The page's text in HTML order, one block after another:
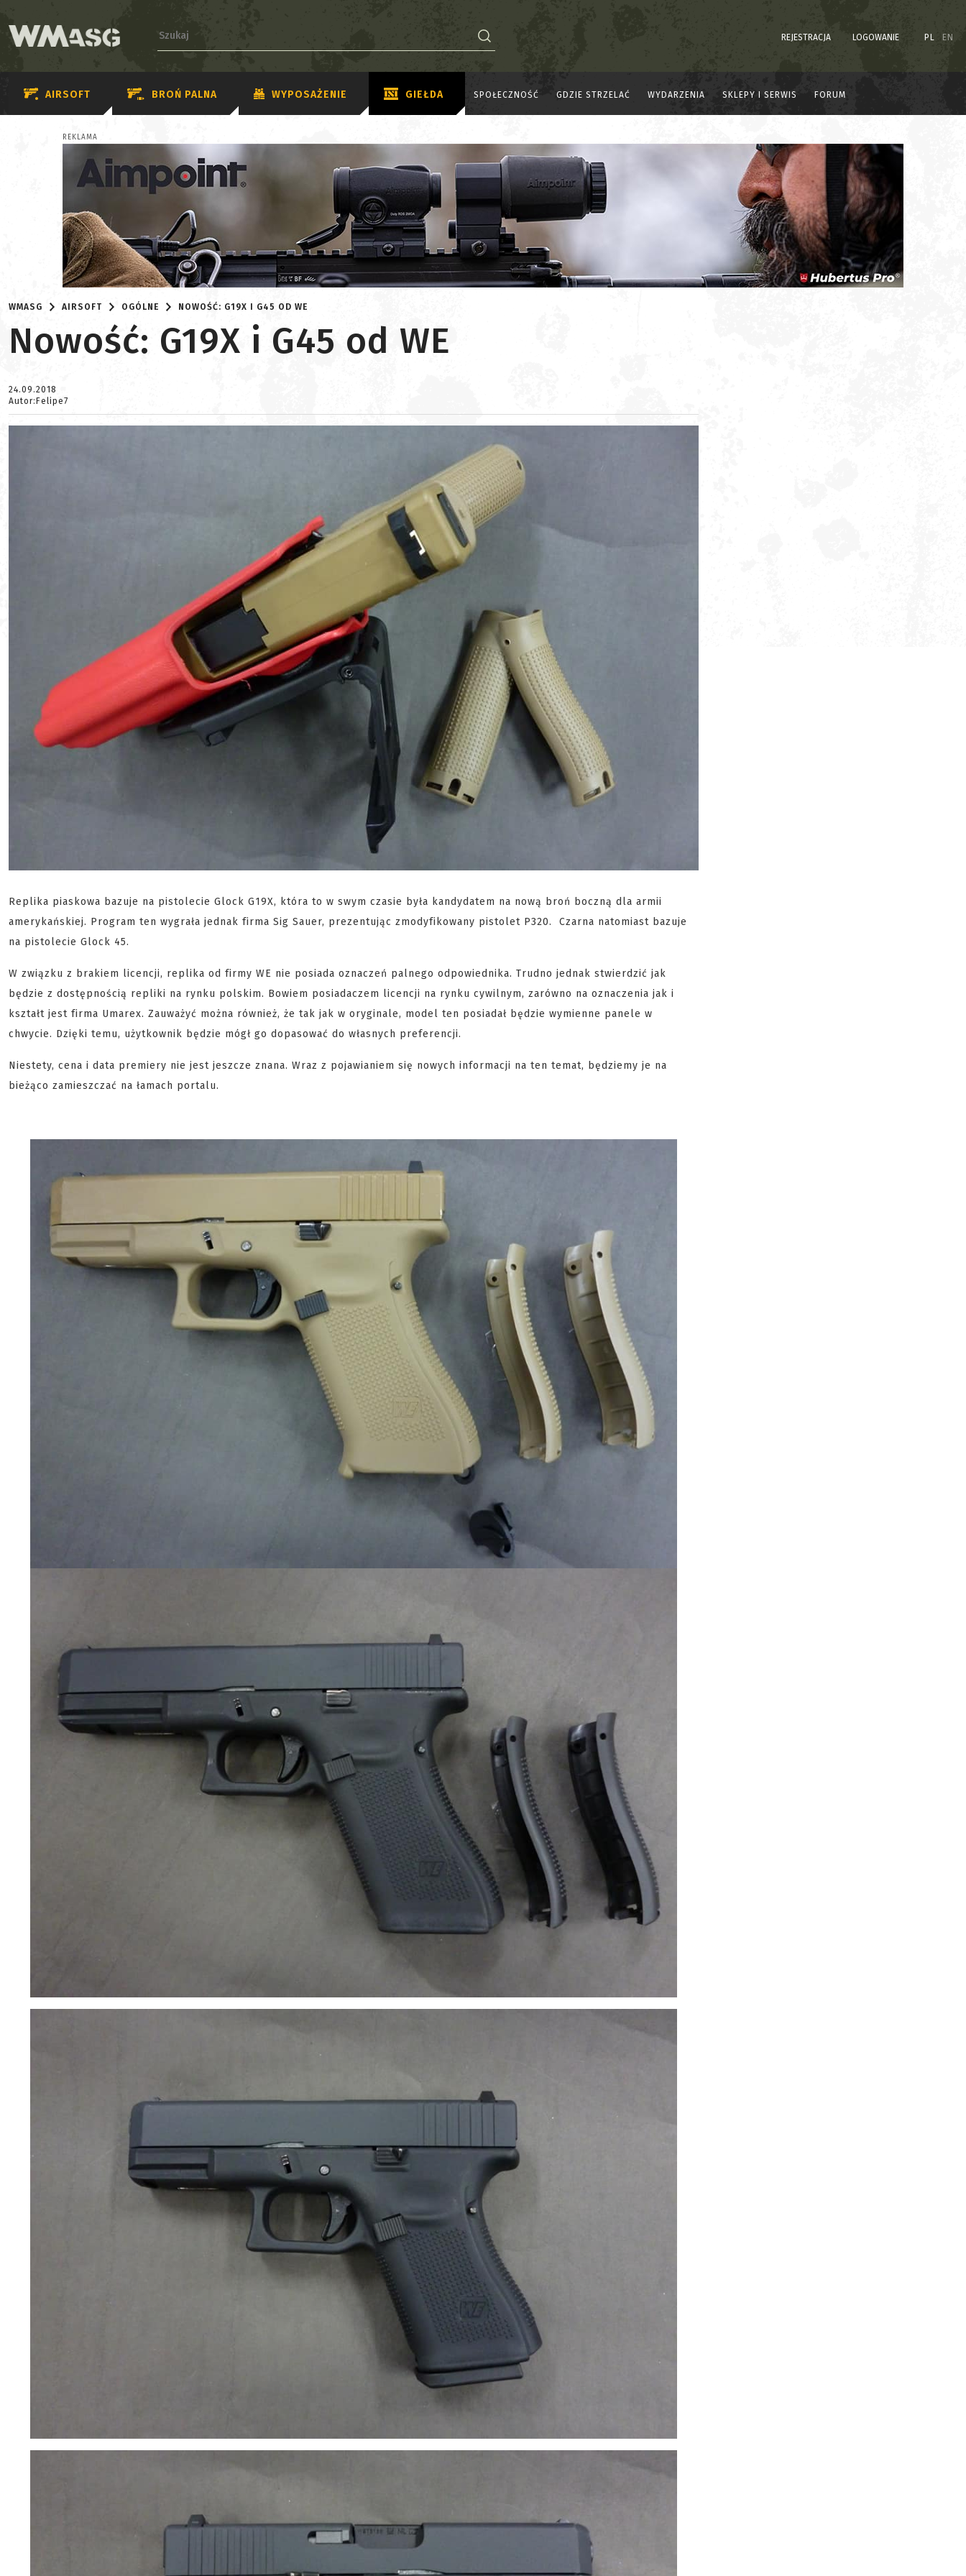
REJESTRACJA LOGOWANIE PL EN
AIRSOFT BROŃ PALNA WYPOSAŻENIE GIEŁDA SPOŁECZNOŚĆ GDZIE STRZELAĆ WYDARZENIA SKLEPY I SERWIS FORUM
REKLAMA
WMASG AIRSOFT OGÓLNE NOWOŚĆ: G19X I G45 OD WE
Nowość: G19X i G45 od WE
24.09.2018
Autor:Felipe7
Replika piaskowa bazuje na pistolecie Glock G19X, która to w swym czasie była kandydatem na nową broń boczną dla armii
amerykańskiej. Program ten wygrała jednak firma Sig Sauer, prezentując zmodyfikowany pistolet P320. Czarna natomiast bazuje
na pistolecie Glock 45.
W związku z brakiem licencji, replika od firmy WE nie posiada oznaczeń palnego odpowiednika. Trudno jednak stwierdzić jak
będzie z dostępnością repliki na rynku polskim. Bowiem posiadaczem licencji na rynku cywilnym, zarówno na oznaczenia jak i
kształt jest firma Umarex. Zauważyć można również, że tak jak w oryginale, model ten posiadał będzie wymienne panele w
chwycie. Dzięki temu, użytkownik będzie mógł go dopasować do własnych preferencji.
Niestety, cena i data premiery nie jest jeszcze znana. Wraz z pojawianiem się nowych informacji na ten temat, będziemy je na
bieżąco zamieszczać na łamach portalu.